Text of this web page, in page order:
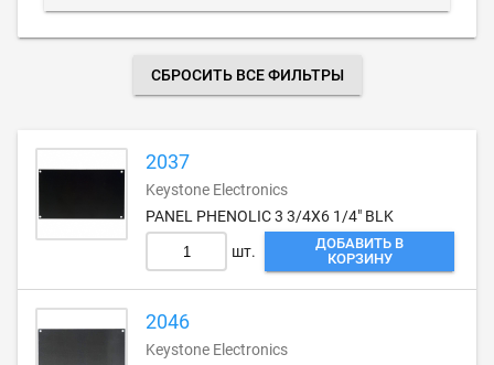
СБРОСИТЬ ВСЕ ФИЛЬТРЫ
2037
Keystone Electronics
PANEL PHENOLIC 3 3/4X6 1/4" BLK
шт.
ДОБАВИТЬ В
КОРЗИНУ
2046
Keystone Electronics